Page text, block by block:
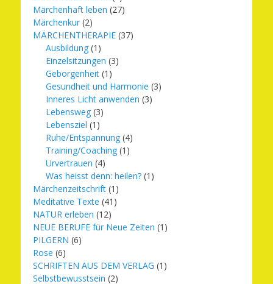
Märchenhaft leben (27)
Märchenkur (2)
MÄRCHENTHERAPIE (37)
Ausbildung (1)
Einzelsitzungen (3)
Geborgenheit (1)
Gesundheit und Harmonie (3)
Inneres Licht anwenden (3)
Lebensweg (3)
Lebensziel (1)
Ruhe/Entspannung (4)
Training/Coaching (1)
Urvertrauen (4)
Was heisst denn: heilen? (1)
Märchenzeitschrift (1)
Meditative Texte (41)
NATUR erleben (12)
NEUE BERUFE für Neue Zeiten (1)
PILGERN (6)
Rose (6)
SCHRIFTEN AUS DEM VERLAG (1)
Selbstbewusstsein (2)